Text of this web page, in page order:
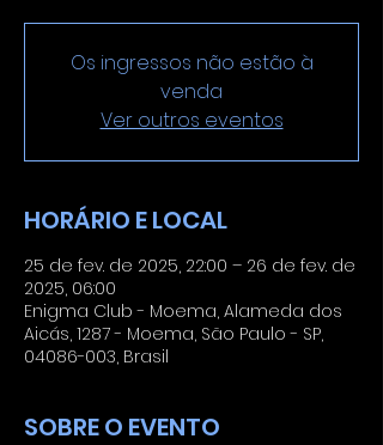
Os ingressos não estão à
venda
Ver outros eventos
HORÁRIO E LOCAL
25 de fev. de 2025, 22:00 – 26 de fev. de
2025, 06:00
Enigma Club - Moema, Alameda dos
Aicás, 1287 - Moema, São Paulo - SP,
04086-003, Brasil
SOBRE O EVENTO